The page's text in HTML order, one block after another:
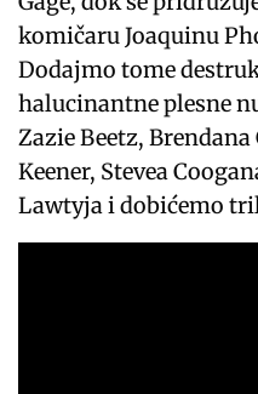
komičaru Joaquinu
Dodajmo tome
halucinantne plesne
Zazie Beetz,
Keener, Stevea
Lawtyja i dobićemo